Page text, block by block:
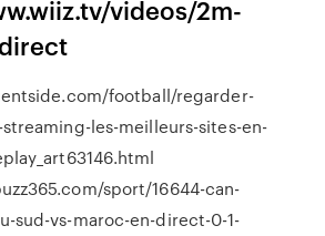
videos/2m-
football/regarder-
les-meilleurs-sites-en-
sport/16644-can-
sud-vs-maroc-en-direct-0-1-